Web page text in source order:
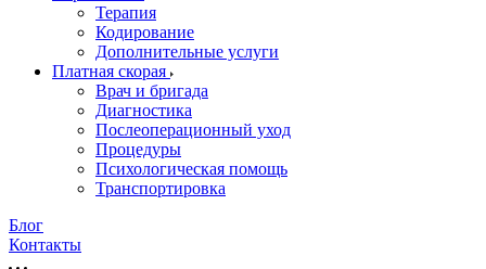
Терапия
Кодирование
Дополнительные услуги
Платная скорая
Врач и бригада
Диагностика
Послеоперационный уход
Процедуры
Психологическая помощь
Транспортировка
Блог
Контакты